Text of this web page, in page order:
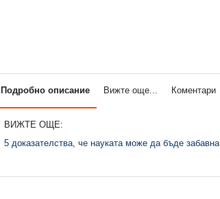
Подробно описание Вижте още... Коментари
ВИЖТЕ ОЩЕ:
5 доказателства, че науката може да бъде забавна